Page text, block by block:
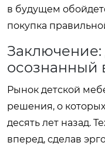
в будущем
покупка
Заключение:
осознанный
Рынок детской
решения, о
десять лет назад.
вперед, сделав